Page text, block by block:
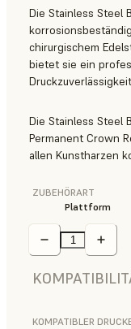
Die Stainless Steel
chirurgischem
bietet sie ein
Die Stainless Steel
Permanent Crown
allen Kunstharzen
ZUBEHÖRART
Plattform
KOMPATIBLER